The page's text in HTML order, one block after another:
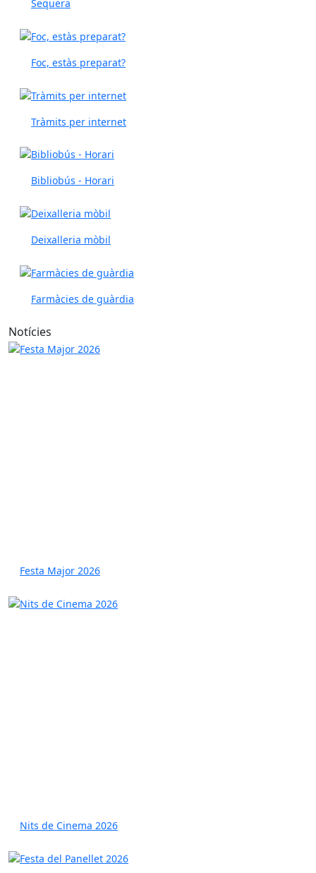
Sequera
Foc, estàs preparat?
Tràmits per internet
Bibliobús - Horari
Deixalleria mòbil
Farmàcies de guàrdia
Notícies
Festa Major 2026
Nits de Cinema 2026